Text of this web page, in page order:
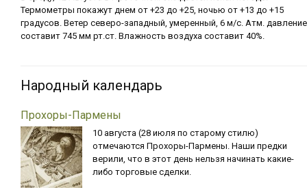
Термометры покажут днем от +23 до +25, ночью от +13 до +15
градусов. Ветер северо-западный, умеренный, 6 м/с. Атм. давление
составит 745 мм рт.ст. Влажность воздуха составит 40%.
Народный календарь
Прохоры-Пармены
10 августа (28 июля по старому стилю)
отмечаются Прохоры-Пармены. Наши предки
верили, что в этот день нельзя начинать какие-
либо торговые сделки.